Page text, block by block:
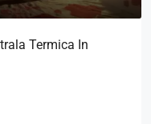
Termica In